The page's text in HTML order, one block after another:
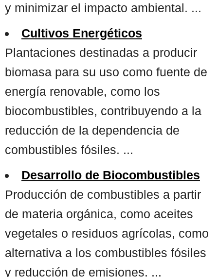
y minimizar el impacto ambiental. ...
Cultivos Energéticos
Plantaciones destinadas a producir
biomasa para su uso como fuente de
energía renovable, como los
biocombustibles, contribuyendo a la
reducción de la dependencia de
combustibles fósiles. ...
Desarrollo de Biocombustibles
Producción de combustibles a partir
de materia orgánica, como aceites
vegetales o residuos agrícolas, como
alternativa a los combustibles fósiles
y reducción de emisiones. ...